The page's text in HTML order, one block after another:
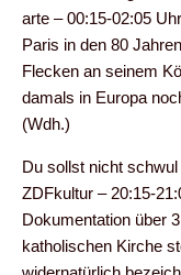
arte – 00:15-02:05 Uhr
Paris in den 80
Flecken an seinem
damals in Europa
(Wdh.)
Du sollst nicht schwul
ZDFkultur – 20:15-
Dokumentation über
katholischen Kirche